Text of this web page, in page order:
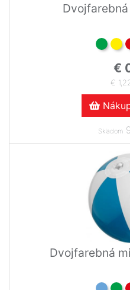
€
€
Skladom
Dvojfarebná